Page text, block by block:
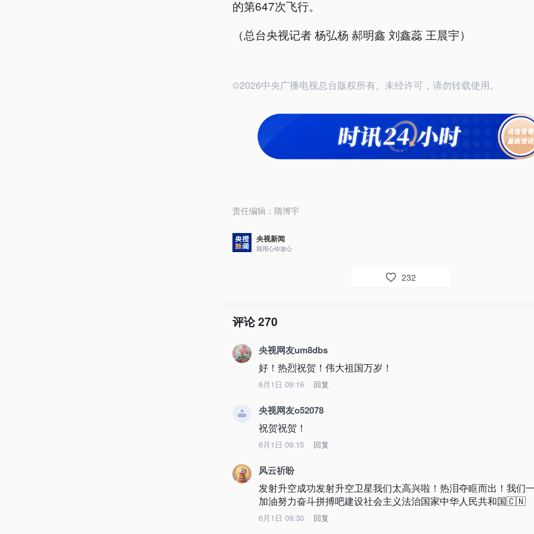
的第647次飞行。
（总台央视记者 杨弘杨 郝明鑫 刘鑫蕊 王晨宇）
©2026中央广播电视总台版权所有。未经许可，请勿转载使用。
责任编辑： 隋博宇
央视新闻
我用心你放心
232
评论270
央视网友um8dbs
好！热烈祝贺！伟大祖国万岁！
6月1日 09:16 回复
央视网友o52078
祝贺祝贺！
6月1日 09:15 回复
风云祈盼
发射升空成功发射升空卫星我们太高兴啦！热泪夺眶而出！我们
加油努力奋斗拼搏吧建设社会主义法治国家中华人民共和国🇨🇳
6月1日 09:30 回复